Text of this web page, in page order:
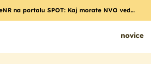
na portalu SPOT: Kaj morate NVO ved…
novice